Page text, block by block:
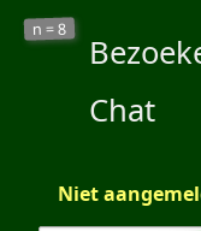
n =8
Chat
Niet